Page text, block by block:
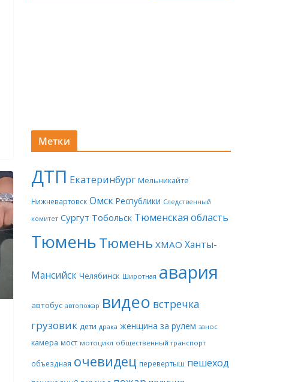
Метки
ДТП Екатеринбург Мельникайте
Нижневартовск Омск Республики Следственный
комитет Сургут Тобольск Тюменская область
ТюменьТюмень ХМАО Ханты-
Мансийск Челябинск Широтная авария
автобус автопожар видео встречка
грузовик дети драка женщина за рулем занос
камера мост мотоцикл общественный транспорт
объездная очевидец перевертыш пешеход